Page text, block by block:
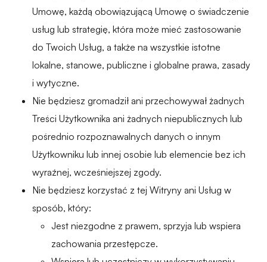
Umowę, każdą obowiązującą Umowę o świadczenie
usług lub strategię, która może mieć zastosowanie
do Twoich Usług, a także na wszystkie istotne
lokalne, stanowe, publiczne i globalne prawa, zasady
i wytyczne.
Nie będziesz gromadził ani przechowywał żadnych
Treści Użytkownika ani żadnych niepublicznych lub
pośrednio rozpoznawalnych danych o innym
Użytkowniku lub innej osobie lub elemencie bez ich
wyraźnej, wcześniejszej zgody.
Nie będziesz korzystać z tej Witryny ani Usług w
sposób, który:
Jest niezgodne z prawem, sprzyja lub wspiera
zachowania przestępcze.